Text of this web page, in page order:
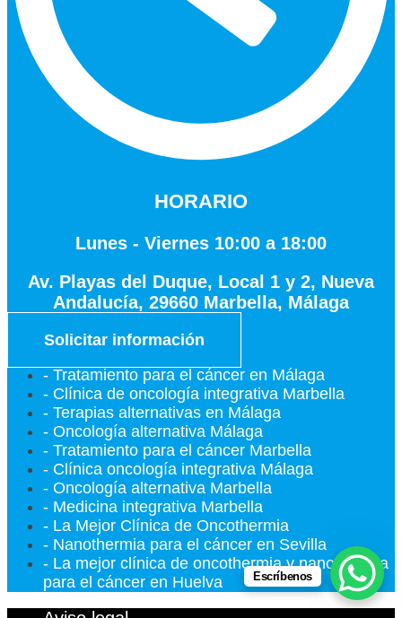
HORARIO
Lunes - Viernes 10:00 a 18:00
Av. Playas del Duque, Local 1 y 2, Nueva
Andalucía, 29660 Marbella, Málaga
Solicitar información
- Tratamiento para el cáncer en Málaga
- Clínica de oncología integrativa Marbella
- Terapias alternativas en Málaga
- Oncología alternativa Málaga
- Tratamiento para el cáncer Marbella
- Clínica oncología integrativa Málaga
- Oncología alternativa Marbella
- Medicina integrativa Marbella
- La Mejor Clínica de Oncothermia
- Nanothermia para el cáncer en Sevilla
- La mejor clínica de oncothermia y nanothermia
para el cáncer en Huelva
Escríbenos